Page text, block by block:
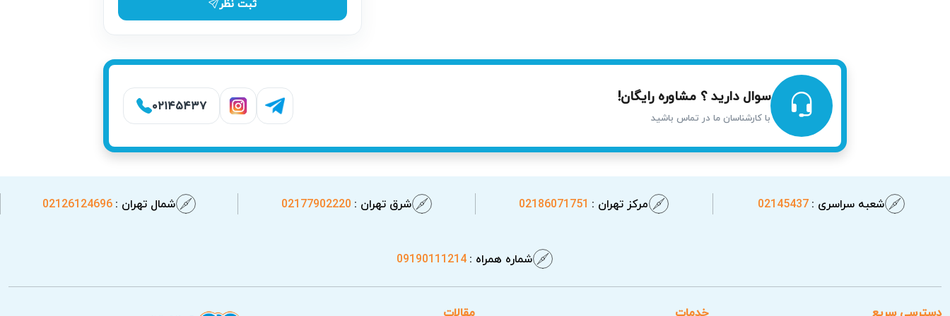
ثبت نظر
سوال دارید ؟ مشاوره رایگان!
با کارشناسان ما در تماس باشید
۰۲۱۴۵۴۳۷
شعبه سراسری :02145437 مرکز تهران : 02186071751 شرق تهران : 02177902220 شمال تهران :02126124696
شماره همراه :09190111214